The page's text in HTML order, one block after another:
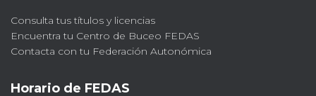
Consulta tus títulos y licencias
Encuentra tu Centro de Buceo FEDAS
Contacta con tu Federación Autonómica
Horario de FEDAS